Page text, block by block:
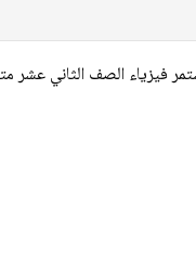
فيزياء الصف الثاني